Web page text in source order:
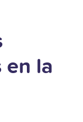
en la